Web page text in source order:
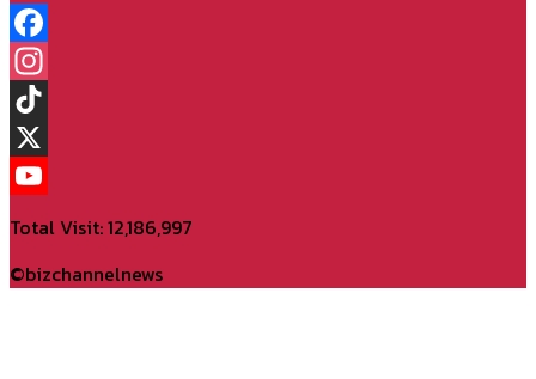
Facebook
Instagram
TikTok
X
YouTube
Total Visit: 12,186,997
©bizchannelnews